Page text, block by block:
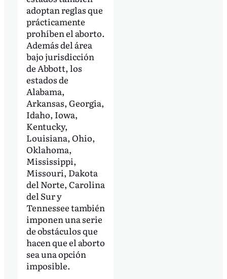
adoptan reglas que
prácticamente
prohíben el aborto.
Además del área
bajo jurisdicción
de Abbott, los
estados de
Alabama,
Arkansas, Georgia,
Idaho, Iowa,
Kentucky,
Louisiana, Ohio,
Oklahoma,
Mississippi,
Missouri, Dakota
del Norte, Carolina
del Sur y
Tennessee también
imponen una serie
de obstáculos que
hacen que el aborto
sea una opción
imposible.